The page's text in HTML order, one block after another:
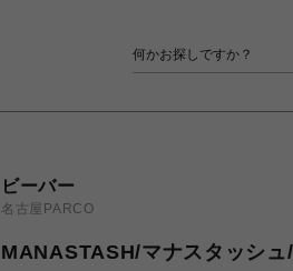
ビーバー
名古屋PARCO
MANASTASH/マナスタッシ